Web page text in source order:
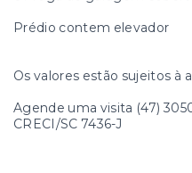
Prédio contem elevador
Os valores estão sujeitos à
Agende uma visita (47)
CRECI/SC 7436-J